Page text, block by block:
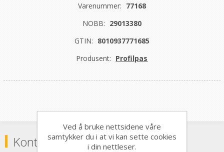
Varenummer: 77168
NOBB: 29013380
GTIN: 8010937771685
Produsent: Profilpas
Kontaktinformasjon
Ved å bruke nettsidene våre
samtykker du i at vi kan sette cookies
i din nettleser.